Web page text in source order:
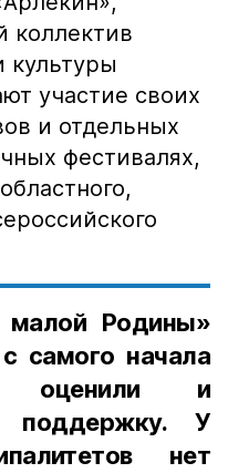
коллектив
культуры
участие своих
и отдельных
фестивалях,
малой Родины»
самого начала
оценили и
поддержку. У
нет